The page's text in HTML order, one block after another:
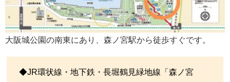
大阪城公園の南東にあり、森ノ宮駅から徒歩すぐです。
◆JR環状線・地下鉄・長堀鶴見緑地線「森ノ宮